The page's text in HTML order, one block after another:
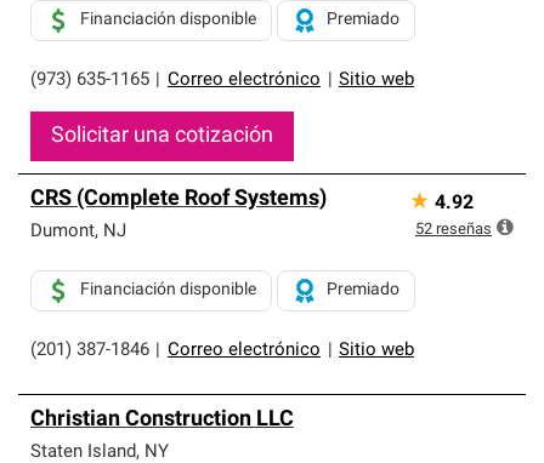
(973) 635-1165 Correo electrónico Sitio web
Financiación disponible Premiado
Solicitar una cotización
CRS (Complete Roof Systems)
Dumont, NJ
(201) 387-1846 Correo electrónico Sitio web
Financiación disponible Premiado
★ 4.92
52 reseñas
Christian Construction LLC
Staten Island, NY